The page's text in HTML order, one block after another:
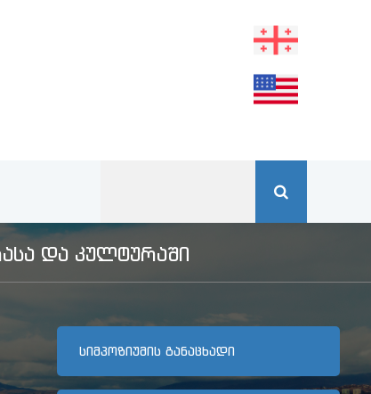
ᲓᲐ ᲙᲣᲚᲢᲣᲠᲐᲨᲘ
ᲡᲘᲛᲞᲝᲖᲘᲣᲛᲘᲡ ᲒᲐᲜᲐᲪᲮᲐᲓᲘ